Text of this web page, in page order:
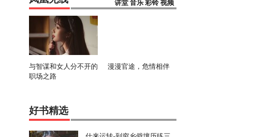
讲堂 音乐 彩铃 视频
与智谋和女人分不开的
职场之路
漫漫官途，危情相伴
好书精选